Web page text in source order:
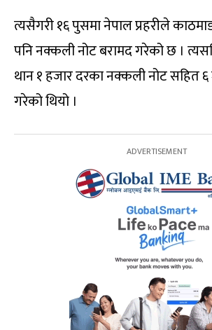
त्यसैगरी १६ पुसमा नेपाल प्रहरीले
पनि नक्कली नोट बरामद गरेको छ ।
थान १ हजार दरका नक्कली नोट सहित ६
गरेको थियो ।